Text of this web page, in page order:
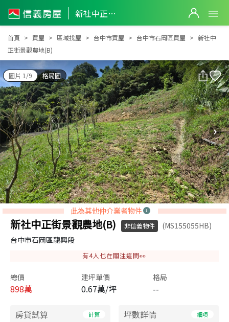
新社中正街景觀農地(B)
新社中正街景觀農地(B)
首頁 買屋 區域找屋 台中市買屋 台中市石岡區買屋
新社中
正街景觀農地(B)
圖片 1/9 格局圖
此為其他仲介業者物件
新社中正街景觀農地(B) 非信義物件
(MS155055HB)
台中市石岡區龍興段
有4人也在關注這間👀
總價
898萬
建坪單價
0.67萬/坪
格局
--
房貸試算 計算 坪數詳情 細項